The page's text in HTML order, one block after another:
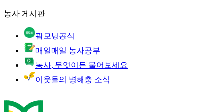
농사 게시판
팜모닝공식
매일매일 농사공부
농사, 무엇이든 물어보세요
이웃들의 병해충 소식